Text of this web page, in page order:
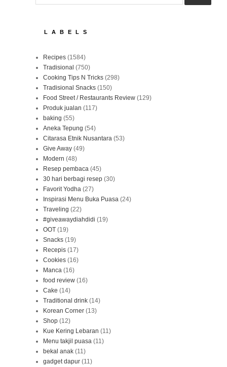
LABELS
Recipes (1584)
Tradisional (750)
Cooking Tips N Tricks (298)
Tradisional Snacks (150)
Food Street / Restaurants Review (129)
Produk jualan (117)
baking (55)
Aneka Tepung (54)
Citarasa Etnik Nusantara (53)
Give Away (49)
Modern (48)
Resep pembaca (45)
30 hari berbagi resep (30)
Favorit Yodha (27)
Inspirasi Menu Buka Puasa (24)
Traveling (22)
#giveawaydiahdidi (19)
OOT (19)
Snacks (19)
Recepis (17)
Cookies (16)
Manca (16)
food review (16)
Cake (14)
Traditional drink (14)
Korean Corner (13)
Shop (12)
Kue Kering Lebaran (11)
Menu takjil puasa (11)
bekal anak (11)
gadget dapur (11)